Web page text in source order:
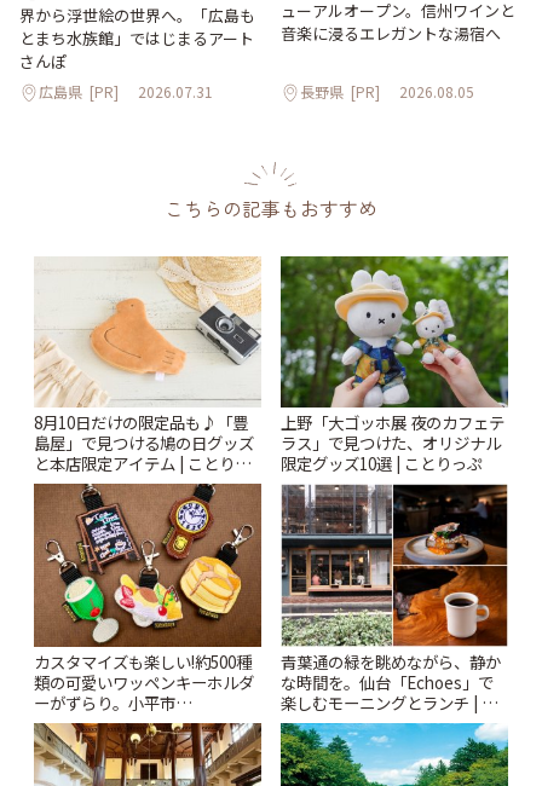
界から浮世絵の世界へ。「広島も
とまち水族館」ではじまるアート
さんぽ
広島県 [PR] 2026.07.31
ューアルオープン。信州ワインと
音楽に浸るエレガントな湯宿へ
長野県 [PR] 2026.08.05
こちらの記事もおすすめ
8月10日だけの限定品も♪「豊
島屋」で見つける鳩の日グッズ
と本店限定アイテム | ことりっ
ぷ
上野「大ゴッホ展 夜のカフェテ
ラス」で見つけた、オリジナル
限定グッズ10選 | ことりっぷ
カスタマイズも楽しい!約500種
類の可愛いワッペンキーホルダ
ーがずらり。小平市
「Kimamaya T&K」 | ことりっ
ぷ
青葉通の緑を眺めながら、静か
な時間を。仙台「Echoes」で
楽しむモーニングとランチ | こ
とりっぷ